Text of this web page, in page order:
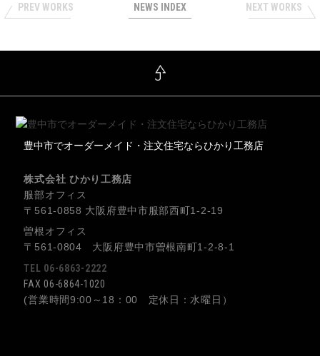
PREV WORKS NEWS INDEX NEXT WORKS
豊中市でオーダーメイド・注文住宅ならひかり工務店
株式会社 ひかり工務店
服部オフィス
〒561-0858 大阪府豊中市服部西町1-2-19
曽根オフィス
〒561-0804 大阪府豊中市曽根南町1-2-8-1
TEL 06-6863-2222
FAX 06-6864-1020
(営業時間9:00～18：00 定休日：水曜日）